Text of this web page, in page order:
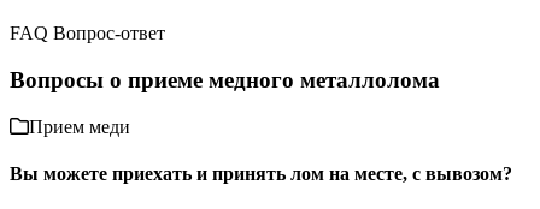
FAQ Вопрос-ответ
Вопросы о приеме медного металлолома
Прием меди
Вы можете приехать и принять лом на месте, с вывозом?